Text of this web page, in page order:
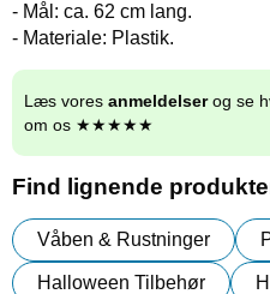
- Mål: ca. 62 cm lang.
- Materiale: Plastik.
Læs vores anmeldelserog se
om os ★★★★★
Find lignende
Våben & Rustninger
Halloween Tilbehør